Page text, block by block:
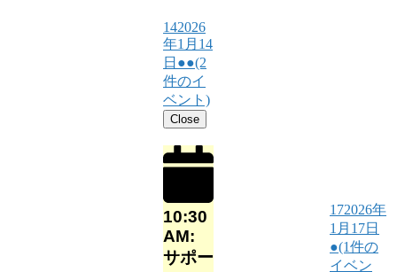
142026
年1月14
日 ●●(2
件のイ
ベント)
Close
10:30
AM:
サポー
172026年
1月17日
●(1件の
イベン